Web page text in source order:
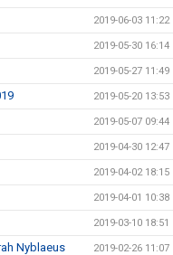
2019-06-03 11:22
2019-05-30 16:14
2019-05-27 11:49
2019-05-20 13:53
2019-05-07 09:44
2019-04-30 12:47
2019-04-02 18:15
2019-04-01 10:38
2019-03-10 18:51
Nyblaeus 2019-02-26 11:07